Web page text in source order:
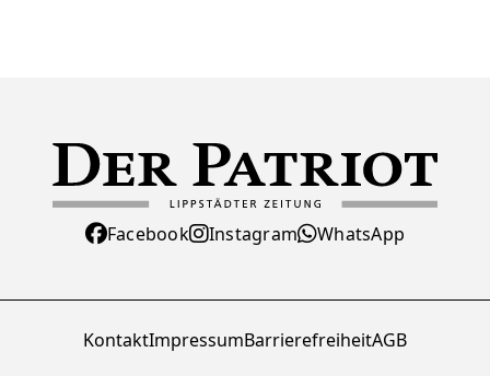
Facebook Instagram WhatsApp
KontaktImpressumBarrierefreiheitAGB